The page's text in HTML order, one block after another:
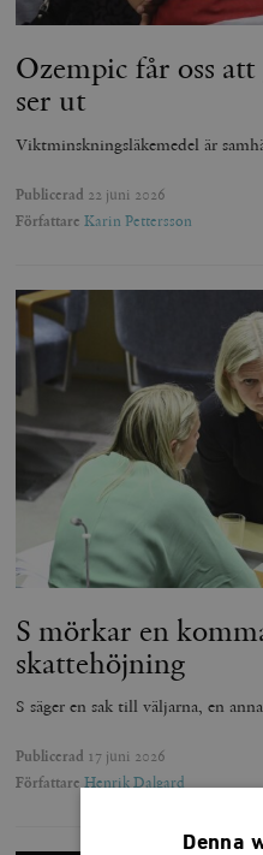
Ozempic får oss
ser ut
Viktminskningsläkemedel är
Publicerad 22 juni 2026
Författare Karin Pettersson
S mörkar en
skattehöjning
S säger en sak till väljarna, en
Publicerad 17 juni 2026
FörfattareHenrik Dalgard
Denna